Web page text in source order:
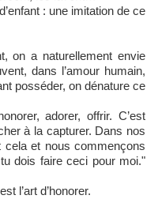
: une imitation de ce
on a naturellement envie
dans l’amour humain,
posséder, on dénature ce
adorer, offrir. C’est
à la capturer. Dans nos
cela et nous commençons
dois faire ceci pour moi."
l’art d’honorer.